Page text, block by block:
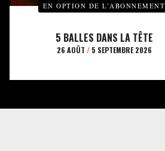
EN OPTION DE L’ABONNEMENT
5 BALLES DANS LA TÊTE
26 AOÛT /5 SEPTEMBRE 2026